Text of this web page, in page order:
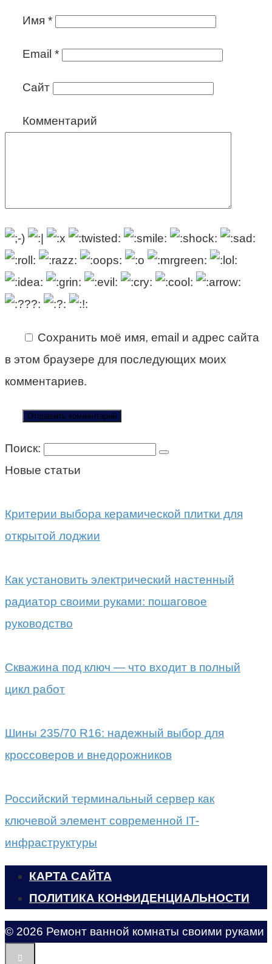
Имя *
Email *
Сайт
Комментарий
Сохранить моё имя, email и адрес сайта
в этом браузере для последующих моих
комментариев.
Поиск:
Новые статьи
Критерии выбора керамической плитки для
открытой лоджии
Как установить электрический настенный
радиатор своими руками: пошаговое
руководство
Скважина под ключ — что входит в полный
цикл работ
Шины 235/70 R16: надежный выбор для
кроссоверов и внедорожников
Российский терминальный сервер как
ключевой элемент современной IT-
инфраструктуры
КАРТА САЙТА
ПОЛИТИКА КОНФИДЕНЦИАЛЬНОСТИ
© 2026 Ремонт ванной комнаты своими руками